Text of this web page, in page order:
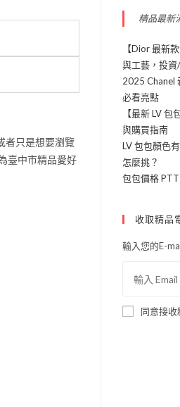
者只是想要瀏覽
臺中市精品愛好
精品最新
【Dior 最新
與工藝，投
2025 Chanel
必看亮點
【最新 LV
與購買指南
LV 包包顏色
怎麼挑？
包包價格
收取精品
輸入您的E-
同意接收